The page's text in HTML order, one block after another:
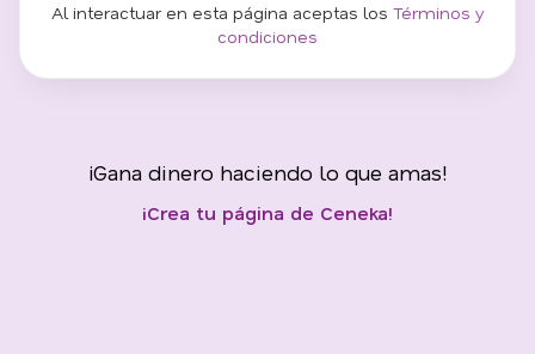
Al interactuar en esta página aceptas los Términos y
condiciones
¡Gana dinero haciendo lo que amas!
¡Crea tu página de Ceneka!